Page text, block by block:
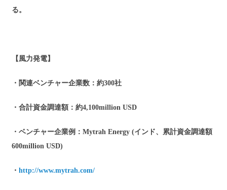
る。
【風力発電】
・関連ベンチャー企業数：約300社
・合計資金調達額：約4,100million USD
・ベンチャー企業例：Mytrah Energy (インド、累計資金調達額
600million USD)
・http://www.mytrah.com/